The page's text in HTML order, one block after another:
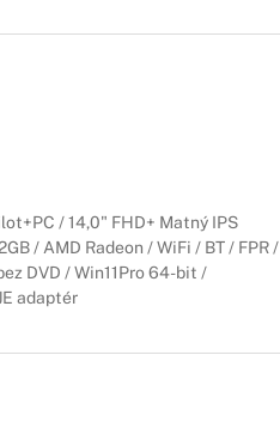
/ 14,0" FHD+ Matný IPS
/ AMD Radeon / WiFi / BT / FPR /
DVD / Win11Pro 64-bit /
adaptér